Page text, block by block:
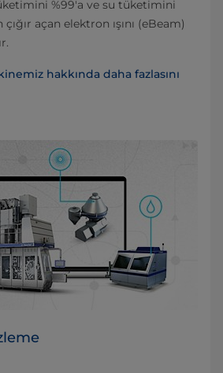
%99'a ve su tüketimini
açan elektron ışını (eBeam)
hakkında daha fazlasını